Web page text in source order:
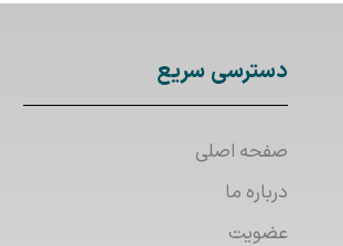
دسترسی سریع
صفحه اصلی
درباره ما
عضویت